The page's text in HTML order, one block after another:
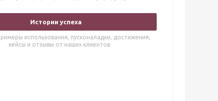
Истории успеха
использования, пусконаладки, достижения,
кейсы и отзывы от наших клиентов